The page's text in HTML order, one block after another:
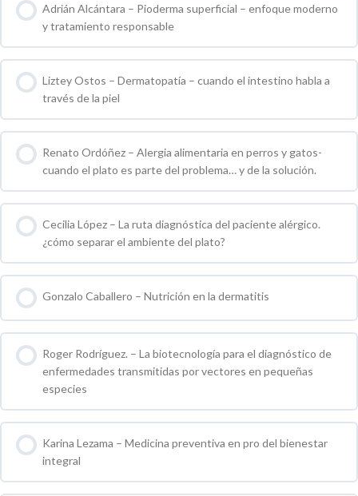
Adrián Alcántara – Pioderma superficial – enfoque moderno
y tratamiento responsable
0 % COMPLETO 0 / 0 pasos
Liztey Ostos – Dermatopatía – cuando el intestino habla a
través de la piel
0 % COMPLETO 0 / 0 pasos
Renato Ordóñez – Alergia alimentaria en perros y gatos-
cuando el plato es parte del problema… y de la solución.
0 % COMPLETO 0 / 0 pasos
Cecilia López – La ruta diagnóstica del paciente alérgico.
¿cómo separar el ambiente del plato?
0 % COMPLETO 0 / 0 pasos
Gonzalo Caballero – Nutrición en la dermatitis
0 % COMPLETO 0 / 0 pasos
Roger Rodríguez. – La biotecnología para el diagnóstico de
enfermedades transmitidas por vectores en pequeñas
especies
0 % COMPLETO 0 / 0 pasos
Karina Lezama – Medicina preventiva en pro del bienestar
integral
0 % COMPLETO 0 / 0 pasos